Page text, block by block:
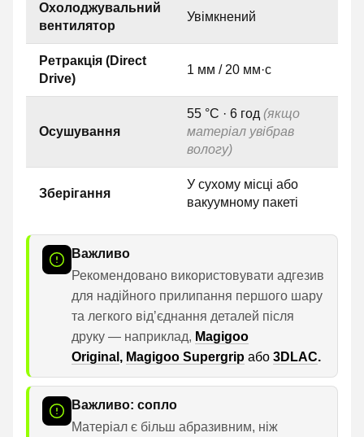
Охолоджувальний
вентилятор
Увімкнений
Ретракція (Direct
Drive)
1 мм / 20 мм·с
Осушування
55 °C · 6 год (якщо
матеріал увібрав
вологу)
Зберігання
У сухому місці або
вакуумному пакеті
Важливо
Рекомендовано використовувати адгезив
для надійного прилипання першого шару
та легкого відʼєднання деталей після
друку — наприклад, Magigoo
Original , Magigoo Supergrip або 3DLAC.
Важливо: сопло
Матеріал є більш абразивним, ніж